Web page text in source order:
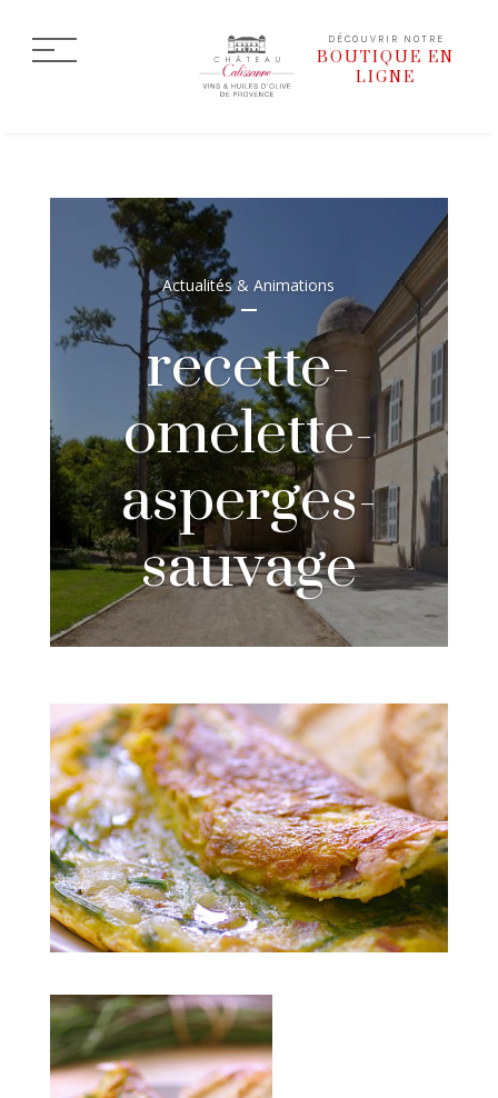
DÉCOUVRIR NOTRE
BOUTIQUE EN
LIGNE
Actualités & Animations
recette-
omelette-
asperges-
sauvage